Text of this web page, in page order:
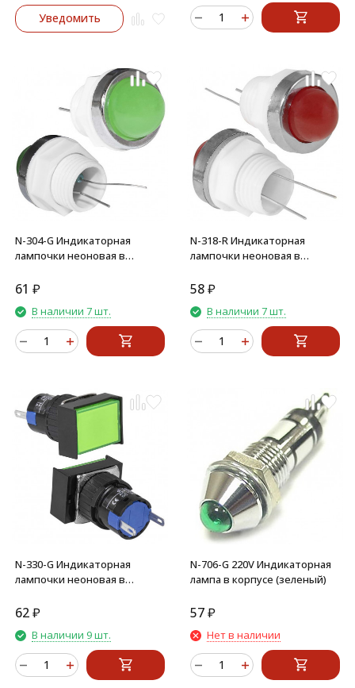
Уведомить
N-304-G Индикаторная
лампочки неоновая в
61 ₽
В наличии 7 шт.
N-318-R Индикаторная
лампочки неоновая в
58₽
В наличии 7 шт.
N-330-G Индикаторная
лампочки неоновая в
62₽
В наличии 9 шт.
N-706-G 220V Индикаторная
лампа в корпусе (зеленый)
57₽
Нет в наличии